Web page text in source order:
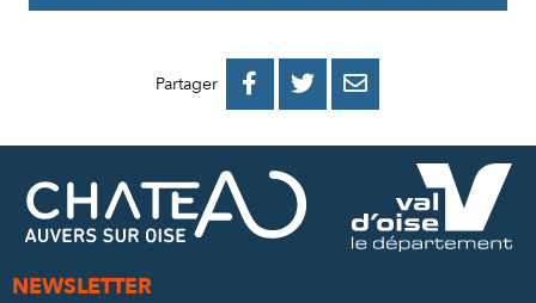
Partager 
PARTAGER
FACEBOOK
PARTAGER
PARTAGER
MAIL
NEWSLETTER